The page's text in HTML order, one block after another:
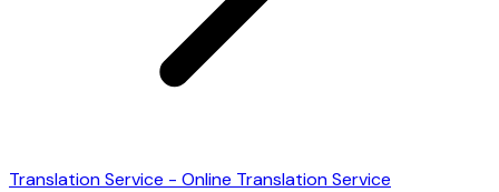
Translation Service - Online Translation Service